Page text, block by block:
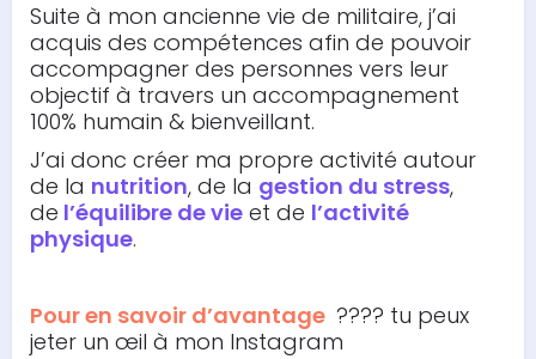
Suite à mon ancienne vie de militaire, j’ai
acquis des compétences afin de pouvoir
accompagner des personnes vers leur
objectif à travers un accompagnement
100% humain & bienveillant.
J’ai donc créer ma propre activité autour
de la nutrition, de la gestion du stress,
de l’équilibre de vie et de l’activité
physique.
Pour en savoir d’avantage ???? tu peux
jeter un œil à mon Instagram